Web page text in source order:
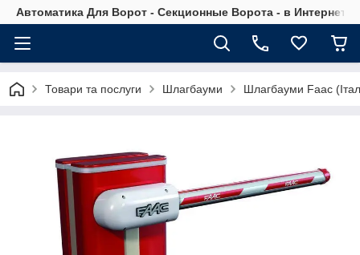
Автоматика Для Ворот - Секционные Ворота - в Интернет
Товари та послуги Шлагбауми Шлагбауми Faac